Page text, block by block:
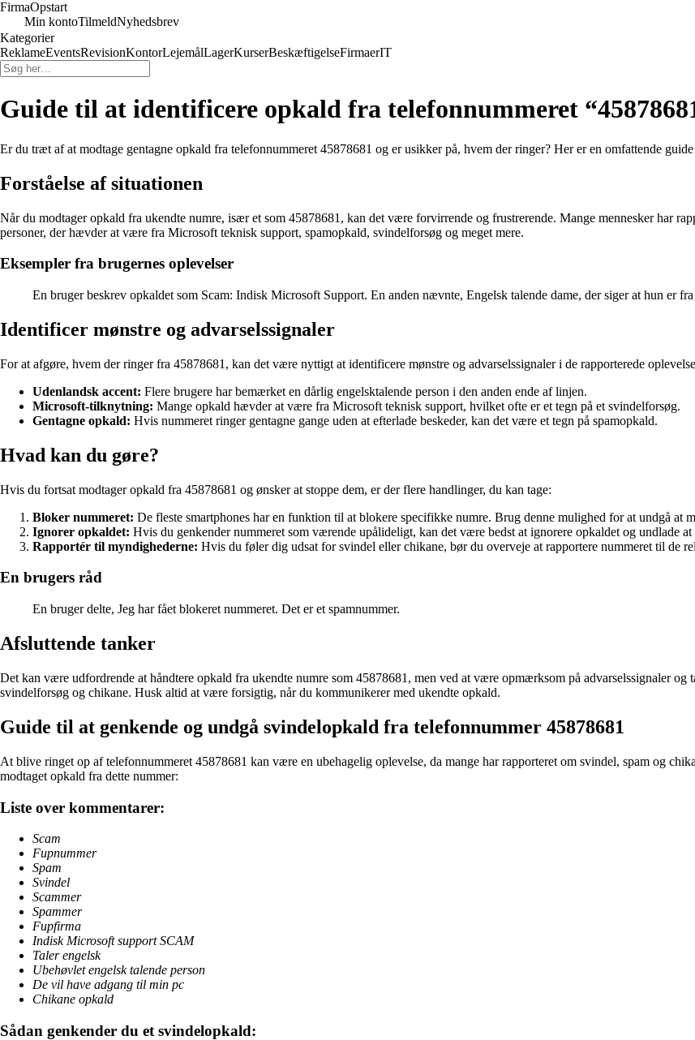
FirmaOpstart
Min kontoTilmeldNyhedsbrev
Kategorier
ReklameEventsRevisionKontorLejemålLagerKurserBeskæftigelseFirmaerIT
Guide til at identificere opkald fra telefonnummeret
Er du træt af at modtage gentagne opkald fra telefonnummeret 45878681 og er usikker på, hvem der ringer? Her er en omfattende
Forståelse af situationen
Når du modtager opkald fra ukendte numre, især et som 45878681, kan det være forvirrende og frustrerende. Mange mennesker har
personer, der hævder at være fra Microsoft teknisk support, spamopkald, svindelforsøg og meget mere.
Eksempler fra brugernes oplevelser
En bruger beskrev opkaldet som Scam: Indisk Microsoft Support. En anden nævnte, Engelsk talende dame, der siger at hun er
Identificer mønstre og advarselssignaler
For at afgøre, hvem der ringer fra 45878681, kan det være nyttigt at identificere mønstre og advarselssignaler i de rapporterede
Udenlandsk accent: Flere brugere har bemærket en dårlig engelsktalende person i den anden ende af linjen.
Microsoft-tilknytning: Mange opkald hævder at være fra Microsoft teknisk support, hvilket ofte er et tegn på et svindelforsøg.
Gentagne opkald: Hvis nummeret ringer gentagne gange uden at efterlade beskeder, kan det være et tegn på spamopkald.
Hvad kan du gøre?
Hvis du fortsat modtager opkald fra 45878681 og ønsker at stoppe dem, er der flere handlinger, du kan tage:
Bloker nummeret: De fleste smartphones har en funktion til at blokere specifikke numre. Brug denne mulighed for at undgå at
Ignorer opkaldet: Hvis du genkender nummeret som værende upålideligt, kan det være bedst at ignorere opkaldet og undlade at
Rapportér til myndighederne: Hvis du føler dig udsat for svindel eller chikane, bør du overveje at rapportere nummeret til de
En brugers råd
En bruger delte, Jeg har fået blokeret nummeret. Det er et spamnummer.
Afsluttende tanker
Det kan være udfordrende at håndtere opkald fra ukendte numre som 45878681, men ved at være opmærksom på advarselssignaler
svindelforsøg og chikane. Husk altid at være forsigtig, når du kommunikerer med ukendte opkald.
Guide til at genkende og undgå svindelopkald fra telefonnummer 45878681
At blive ringet op af telefonnummeret 45878681 kan være en ubehagelig oplevelse, da mange har rapporteret om svindel, spam og
modtaget opkald fra dette nummer:
Liste over kommentarer:
Scam
Fupnummer
Spam
Svindel
Scammer
Spammer
Fupfirma
Indisk Microsoft support SCAM
Taler engelsk
Ubehøvlet engelsk talende person
De vil have adgang til min pc
Chikane opkald
Sådan genkender du et svindelopkald: